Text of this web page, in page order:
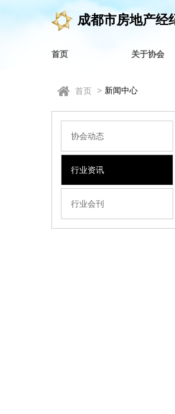
成都市房地产经
首页 关于协会
首页 > 新闻中心
协会动态
行业资讯
行业会刊